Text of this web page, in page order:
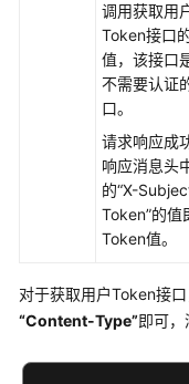
API
用
API
调用获取用
Token接口
值，该接口
不需要认证
口。
请求响应成
响应消息头
的“X-
Token”的值
Token值。
对于获取用户Token接
“Content-Type”即可，